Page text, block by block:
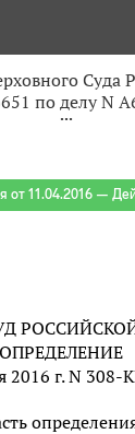
Суда
по делу N
от 11.04.2016 —
ОПРЕДЕЛЕНИЕ
2016 г. N 308-